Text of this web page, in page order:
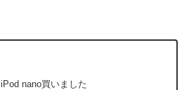
iPod nano買いました